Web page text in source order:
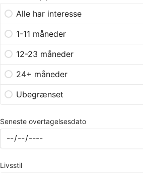
Alle har interesse
1-11 måneder
12-23 måneder
24+ måneder
Ubegrænset
Seneste overtagelsesdato
Livsstil